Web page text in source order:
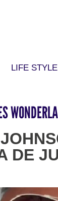
LIFE STYLE
WONDERLA
DE